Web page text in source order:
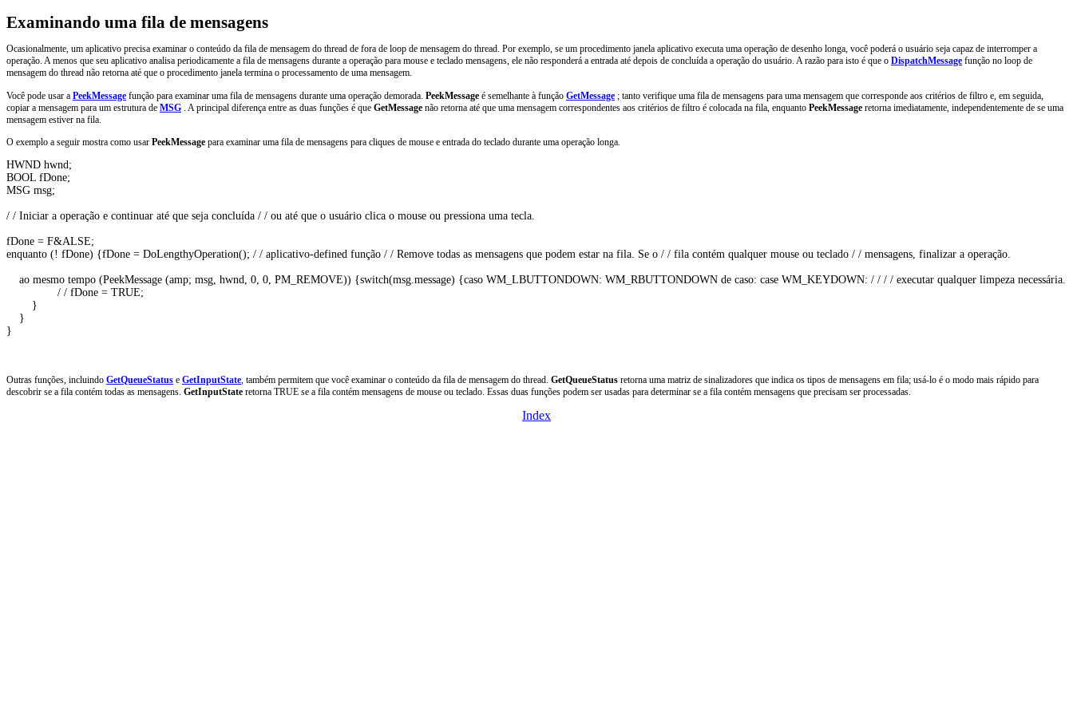
Examinando uma fila de mensagens
Ocasionalmente, um aplicativo precisa examinar o conteúdo da fila de mensagem do thread de fora de loop de mensagem do thread. Por exemplo, se um procedimento janela aplicativo executa uma operação de desenho longa, você poderá o usuário seja capaz de interromper a
operação. A menos que seu aplicativo analisa periodicamente a fila de mensagens durante a operação para mouse e teclado mensagens, ele não responderá a entrada até depois de concluída a operação do usuário. A razão para isto é que o DispatchMessage função no loop de
mensagem do thread não retorna até que o procedimento janela termina o processamento de uma mensagem.
Você pode usar a PeekMessage função para examinar uma fila de mensagens durante uma operação demorada. PeekMessage é semelhante à função GetMessage ; tanto verifique uma fila de mensagens para uma mensagem que corresponde aos critérios de filtro e, em seguida,
copiar a mensagem para um estrutura de MSG . A principal diferença entre as duas funções é que GetMessage não retorna até que uma mensagem correspondentes aos critérios de filtro é colocada na fila, enquanto PeekMessage retorna imediatamente, independentemente de se uma
mensagem estiver na fila.
O exemplo a seguir mostra como usar PeekMessage para examinar uma fila de mensagens para cliques de mouse e entrada do teclado durante uma operação longa.
HWND hwnd;
BOOL fDone;
MSG msg;
/ / Iniciar a operação e continuar até que seja concluída / / ou até que o usuário clica o mouse ou pressiona uma tecla.
fDone = F&ALSE;
enquanto (! fDone) {fDone = DoLengthyOperation(); / / aplicativo-defined função / / Remove todas as mensagens que podem estar na fila. Se o / / fila contém qualquer mouse ou teclado / / mensagens, finalizar a operação.
    ao mesmo tempo (PeekMessage (amp; msg, hwnd, 0, 0, PM_REMOVE)) {switch(msg.message) {caso WM_LBUTTONDOWN: WM_RBUTTONDOWN de caso: case WM_KEYDOWN: / / / / executar qualquer limpeza necessária.
                / / fDone = TRUE;
        }
    }
}
Outras funções, incluindo GetQueueStatus e GetInputState , também permitem que você examinar o conteúdo da fila de mensagem do thread. GetQueueStatus retorna uma matriz de sinalizadores que indica os tipos de mensagens em fila; usá-lo é o modo mais rápido para
descobrir se a fila contém todas as mensagens. GetInputState retorna TRUE se a fila contém mensagens de mouse ou teclado. Essas duas funções podem ser usadas para determinar se a fila contém mensagens que precisam ser processadas.
Index